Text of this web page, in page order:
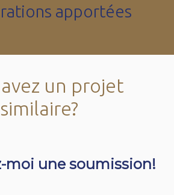
apportées
un projet
similaire?
moi une soumission!